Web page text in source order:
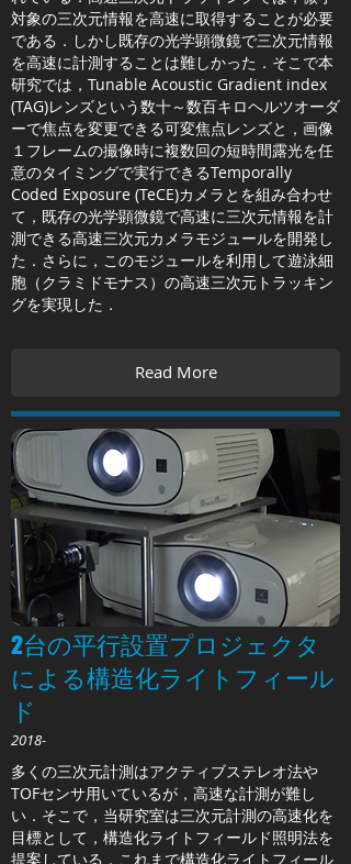
対象の三次元情報を高速に取得することが必要
である．しかし既存の光学顕微鏡で三次元情報
を高速に計測することは難しかった．そこで本
研究では，Tunable Acoustic Gradient index
(TAG)レンズという数十～数百キロヘルツオーダ
ーで焦点を変更できる可変焦点レンズと，画像
１フレームの撮像時に複数回の短時間露光を任
意のタイミングで実行できるTemporally
Coded Exposure (TeCE)カメラとを組み合わせ
て，既存の光学顕微鏡で高速に三次元情報を計
測できる高速三次元カメラモジュールを開発し
た．さらに，このモジュールを利用して遊泳細
胞（クラミドモナス）の高速三次元トラッキン
グを実現した．
Read More
2台の平行設置プロジェクタ
による構造化ライトフィール
ド
2018-
多くの三次元計測はアクティブステレオ法や
TOFセンサ用いているが，高速な計測が難し
い．そこで，当研究室は三次元計測の高速化を
目標として，構造化ライトフィールド照明法を
提案している．これまで構造化ライトフィール